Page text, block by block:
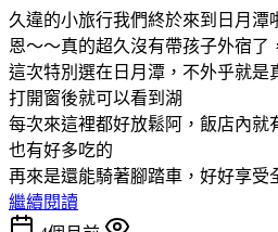
久違的小旅行我們終於來到日月潭
恩～～真的超久沒有帶孩子外宿了
這次特別選在日月潭，不外乎就是
打開窗後就可以看到湖
每次來這裡都好放鬆阿，飯店內就
也有好多吃的
再來是還能騎著腳踏車，好好享受
繼續閱讀